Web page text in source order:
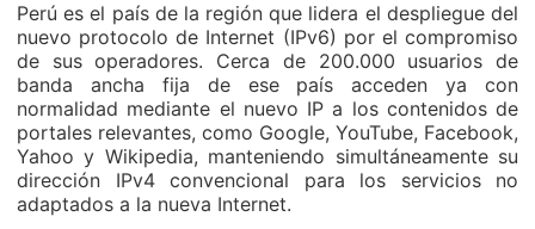
Perú es el país de la región que lidera el despliegue del
nuevo protocolo de Internet (IPv6) por el compromiso
de sus operadores. Cerca de 200.000 usuarios de
banda ancha fija de ese país acceden ya con
normalidad mediante el nuevo IP a los contenidos de
portales relevantes, como Google, YouTube, Facebook,
Yahoo y Wikipedia, manteniendo simultáneamente su
dirección IPv4 convencional para los servicios no
adaptados a la nueva Internet.